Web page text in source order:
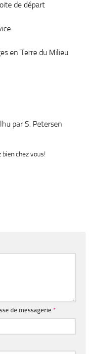
de départ
en Terre du Milieu
par S. Petersen
chez vous!
de messagerie *